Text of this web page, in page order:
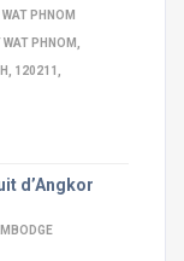
PHNOM
PHNOM,
120211,
d’Angkor